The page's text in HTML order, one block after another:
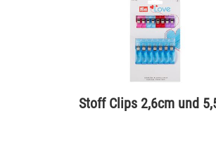
Stoff Clips 2,6cm und